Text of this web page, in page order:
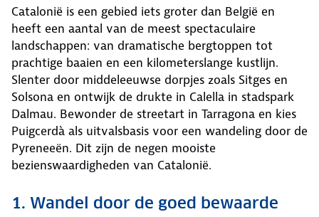
Catalonië is een gebied iets groter dan België en
heeft een aantal van de meest spectaculaire
landschappen: van dramatische bergtoppen tot
prachtige baaien en een kilometerslange kustlijn.
Slenter door middeleeuwse dorpjes zoals Sitges en
Solsona en ontwijk de drukte in Calella in stadspark
Dalmau. Bewonder de streetart in Tarragona en kies
Puigcerdà als uitvalsbasis voor een wandeling door de
Pyreneeën. Dit zijn de negen mooiste
bezienswaardigheden van Catalonië.
1. Wandel door de goed bewaarde